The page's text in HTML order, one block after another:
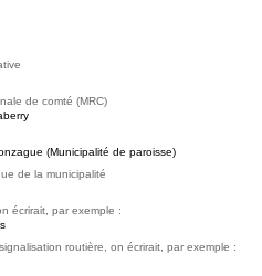
de comté (MRC)
(Municipalité de paroisse)
de la municipalité
écrirait, par exemple :
routière, on écrirait, par exemple :